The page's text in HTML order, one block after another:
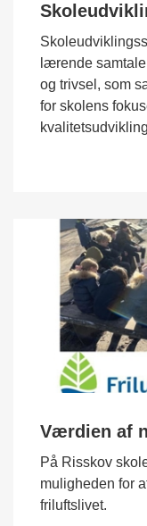
lærende
og trivsel, som
for skolens
Værdien af
På Risskov
muligheden for
friluftslivet.